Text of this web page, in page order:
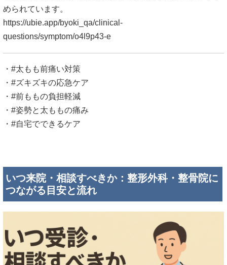
められています。
https://ubie.app/byoki_qa/clinical-
questions/symptom/o4l9p43-e
・#太もも前痛い対策
・#ズキズキの応急ケア
・#前ももの負担軽減
・#姿勢と太ももの痛み
・#自宅でできるケア
いつ来院・相談すべきか：整形外科・整骨院に
つながる目安と流れ